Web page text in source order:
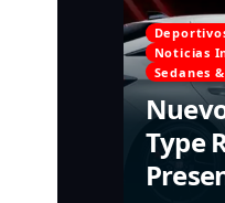
Noticias
Sedanes
Type